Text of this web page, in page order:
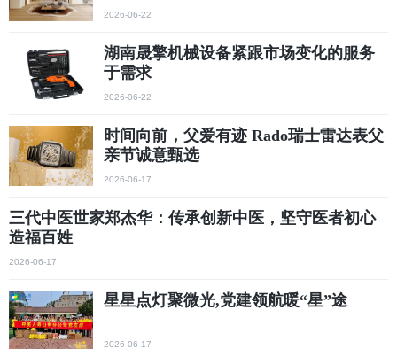
2026-06-22
湖南晟擎机械设备紧跟市场变化的服务
于需求
2026-06-22
时间向前，父爱有迹 Rado瑞士雷达表父
亲节诚意甄选
2026-06-17
三代中医世家郑杰华：传承创新中医，坚守医者初心
造福百姓
2026-06-17
星星点灯聚微光,党建领航暖“星”途
2026-06-17